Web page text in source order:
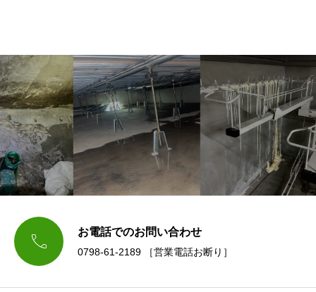
 お電話でのお問い合わせ
0798-61-2189 ［営業電話お断り］